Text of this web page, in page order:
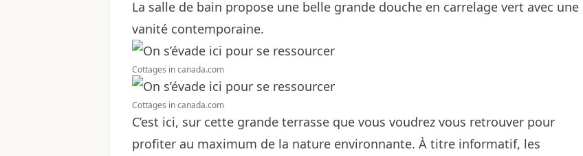
La salle de bain propose une belle grande douche en carrelage vert avec une
vanité contemporaine.
Cottages in canada.com
Cottages in canada.com
C’est ici, sur cette grande terrasse que vous voudrez vous retrouver pour
profiter au maximum de la nature environnante. À titre informatif, les